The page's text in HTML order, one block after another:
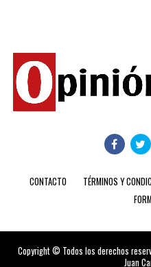
CONTACTO TÉRMINOS Y
Copyright © Todos los derechos
Juan